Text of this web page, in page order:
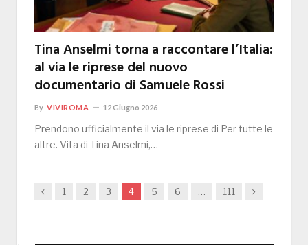
Tina Anselmi torna a raccontare l’Italia:
al via le riprese del nuovo
documentario di Samuele Rossi
By VIVIROMA 12 Giugno 2026
Prendono ufficialmente il via le riprese di Per tutte le
altre. Vita di Tina Anselmi,…
Previous
1 2 3 4 5 6 … 111 Next